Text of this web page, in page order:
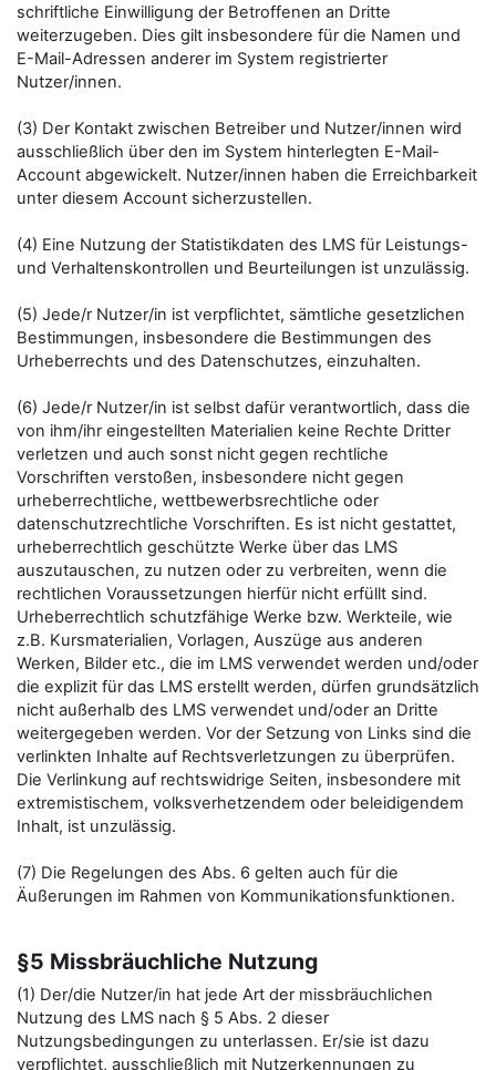
schriftliche Einwilligung der Betroffenen an Dritte
weiterzugeben. Dies gilt insbesondere für die Namen und
E-Mail-Adressen anderer im System registrierter
Nutzer/innen.
(3) Der Kontakt zwischen Betreiber und Nutzer/innen wird
ausschließlich über den im System hinterlegten E-Mail-
Account abgewickelt. Nutzer/innen haben die Erreichbarkeit
unter diesem Account sicherzustellen.
(4) Eine Nutzung der Statistikdaten des LMS für Leistungs-
und Verhaltenskontrollen und Beurteilungen ist unzulässig.
(5) Jede/r Nutzer/in ist verpflichtet, sämtliche gesetzlichen
Bestimmungen, insbesondere die Bestimmungen des
Urheberrechts und des Datenschutzes, einzuhalten.
(6) Jede/r Nutzer/in ist selbst dafür verantwortlich, dass die
von ihm/ihr eingestellten Materialien keine Rechte Dritter
verletzen und auch sonst nicht gegen rechtliche
Vorschriften verstoßen, insbesondere nicht gegen
urheberrechtliche, wettbewerbsrechtliche oder
datenschutzrechtliche Vorschriften. Es ist nicht gestattet,
urheberrechtlich geschützte Werke über das LMS
auszutauschen, zu nutzen oder zu verbreiten, wenn die
rechtlichen Voraussetzungen hierfür nicht erfüllt sind.
Urheberrechtlich schutzfähige Werke bzw. Werkteile, wie
z.B. Kursmaterialien, Vorlagen, Auszüge aus anderen
Werken, Bilder etc., die im LMS verwendet werden und/oder
die explizit für das LMS erstellt werden, dürfen grundsätzlich
nicht außerhalb des LMS verwendet und/oder an Dritte
weitergegeben werden. Vor der Setzung von Links sind die
verlinkten Inhalte auf Rechtsverletzungen zu überprüfen.
Die Verlinkung auf rechtswidrige Seiten, insbesondere mit
extremistischem, volksverhetzendem oder beleidigendem
Inhalt, ist unzulässig.
(7) Die Regelungen des Abs. 6 gelten auch für die
Äußerungen im Rahmen von Kommunikationsfunktionen.
§5 Missbräuchliche Nutzung
(1) Der/die Nutzer/in hat jede Art der missbräuchlichen
Nutzung des LMS nach § 5 Abs. 2 dieser
Nutzungsbedingungen zu unterlassen. Er/sie ist dazu
verpflichtet, ausschließlich mit Nutzerkennungen zu